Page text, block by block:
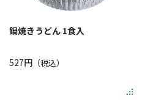
鍋焼きうどん 1食入
527円 （税込）